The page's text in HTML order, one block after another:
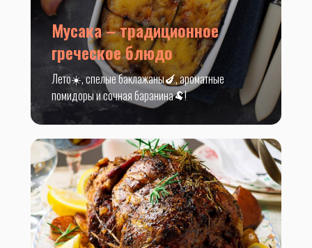
Мусака – традиционное
греческое блюдо
Лето☀️, спелые баклажаны🍆, ароматные
помидоры и сочная баранина🐏!